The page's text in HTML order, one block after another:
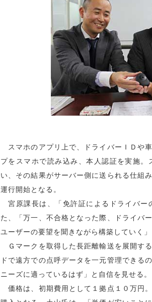
スマホのアプリ上で、ドライバーＩＤや
プをスマホで読み込み、本人認証を実施
い、その結果がサーバー側に送られる仕組
運行開始となる。
宮原課長は、「免許証によるドライバー
た、「万一、不合格となった際、ドライバ
ユーザーの要望を聞きながら構築していく」
Ｇマークを取得した長距離輸送を展開す
ドで遠方での点呼データを一元管理できる
ニーズに適っているはず」と自信を見せる。
価格は、初期費用として１拠点１０万円